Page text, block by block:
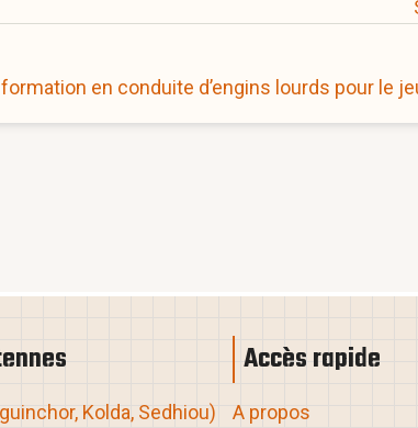
en conduite d’engins lourds pour le
Kolda, Sedhiou)
Accès rapide
A propos